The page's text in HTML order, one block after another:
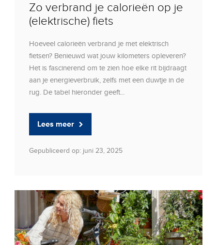
Zo verbrand je calorieën op je
(elektrische) fiets
Hoeveel calorieën verbrand je met elektrisch
fietsen? Benieuwd wat jouw kilometers opleveren?
Het is fascinerend om te zien hoe elke rit bijdraagt
aan je energieverbruik, zelfs met een duwtje in de
rug. De tabel hieronder geeft...
Lees meer
Gepubliceerd op: juni 23, 2025